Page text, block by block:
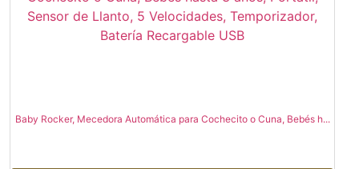
Baby Rocker, Mecedora Automática para Cochecito o Cuna, Bebés h...